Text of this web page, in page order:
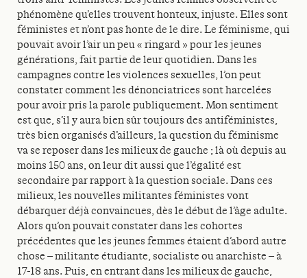
phénomène qu’elles trouvent honteux, injuste. Elles sont
féministes et n’ont pas honte de le dire. Le féminisme, qui
pouvait avoir l’air un peu « ringard » pour les jeunes
générations, fait partie de leur quotidien. Dans les
campagnes contre les violences sexuelles, l’on peut
constater comment les dénonciatrices sont harcelées
pour avoir pris la parole publiquement. Mon sentiment
est que, s’il y aura bien sûr toujours des antiféministes,
très bien organisés d’ailleurs, la question du féminisme
va se reposer dans les milieux de gauche ; là où depuis au
moins 150 ans, on leur dit aussi que l’égalité est
secondaire par rapport à la question sociale. Dans ces
milieux, les nouvelles militantes féministes vont
débarquer déjà convaincues, dès le début de l’âge adulte.
Alors qu’on pouvait constater dans les cohortes
précédentes que les jeunes femmes étaient d’abord autre
chose – militante étudiante, socialiste ou anarchiste – à
17-18 ans. Puis, en entrant dans les milieux de gauche,